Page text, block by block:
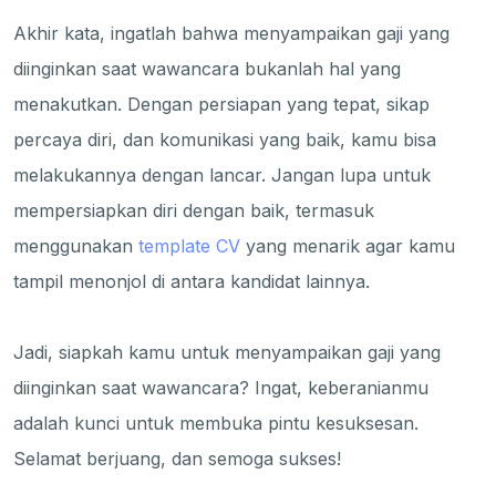
Akhir kata, ingatlah bahwa menyampaikan gaji yang
diinginkan saat wawancara bukanlah hal yang
menakutkan. Dengan persiapan yang tepat, sikap
percaya diri, dan komunikasi yang baik, kamu bisa
melakukannya dengan lancar. Jangan lupa untuk
mempersiapkan diri dengan baik, termasuk
menggunakan template CV yang menarik agar kamu
tampil menonjol di antara kandidat lainnya.
Jadi, siapkah kamu untuk menyampaikan gaji yang
diinginkan saat wawancara? Ingat, keberanianmu
adalah kunci untuk membuka pintu kesuksesan.
Selamat berjuang, dan semoga sukses!